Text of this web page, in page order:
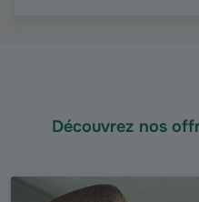
Découvrez nos